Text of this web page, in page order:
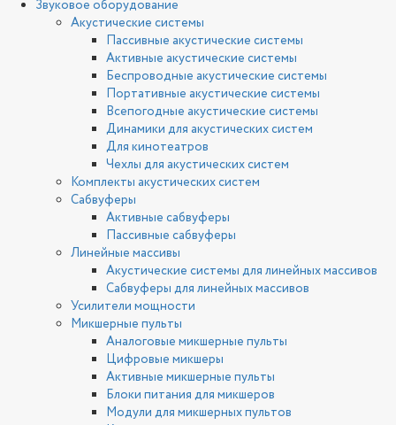
Звуковое оборудование
Акустические системы
Пассивные акустические системы
Активные акустические системы
Беспроводные акустические системы
Портативные акустические системы
Всепогодные акустические системы
Динамики для акустических систем
Для кинотеатров
Чехлы для акустических систем
Комплекты акустических систем
Сабвуферы
Активные сабвуферы
Пассивные сабвуферы
Линейные массивы
Акустические системы для линейных массивов
Сабвуферы для линейных массивов
Усилители мощности
Микшерные пульты
Аналоговые микшерные пульты
Цифровые микшеры
Активные микшерные пульты
Блоки питания для микшеров
Модули для микшерных пультов